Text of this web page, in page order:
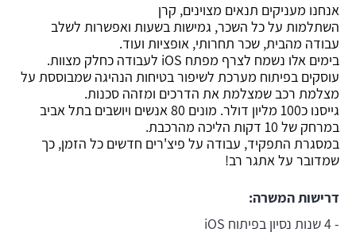
אנחנו מעניקים תנאים מצוינים, קרן
השתלמות על כל השכר, גמישות בשעות ואפשרות לשלב
עבודה מהבית, שכר תחרותי, אופציות ועוד.
בימים אלו נשמח לצרף מפתח iOS לעבודה כחלק מצוות.
עוסקים בפיתוח מערכת לשיפור בטיחות הנהיגה שמבוססת על
מצלמת רכב שמצלמת את הדרכים ומזהה סכנות.
גייסנו כ100 מליון דולר. מונים 80 אנשים ויושבים בתל אביב
במרחק של 10 דקות הליכה מהרכבת.
במסגרת התפקיד, עבודה על פיצ'רים חדשים כל הזמן, כך
שמדובר על אתגר רב!
דרישות המשרה:
- 4 שנות נסיון בפיתוח iOS